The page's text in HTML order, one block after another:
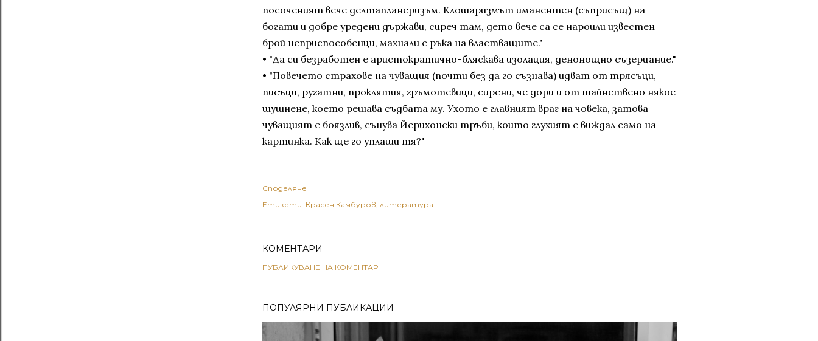
посоченият вече делтапланеризъм. Клошаризмът иманентен (съприсъщ) на
богати и добре уредени държави, сиреч там, дето вече са се нароили известен
брой неприспособенци, махнали с ръка на властващите."
• "Да си безработен е аристократично-бляскава изолация, денонощно съзерцание."
• "Повечето страхове на чуващия (почти без да го съзнава) идват от трясъци,
писъци, ругатни, проклятия, гръмотевици, сирени, че дори и от тайнствено някое
шушнене, което решава съдбата му. Ухото е главният враг на човека, затова
чуващият е боязлив, сънува Йерихонски тръби, които глухият е виждал само на
картинка. Как ще го уплаши тя?"
Споделяне
Етикети: Красен Камбуров литература
КОМЕНТАРИ
ПУБЛИКУВАНЕ НА КОМЕНТАР
ПОПУЛЯРНИ ПУБЛИКАЦИИ